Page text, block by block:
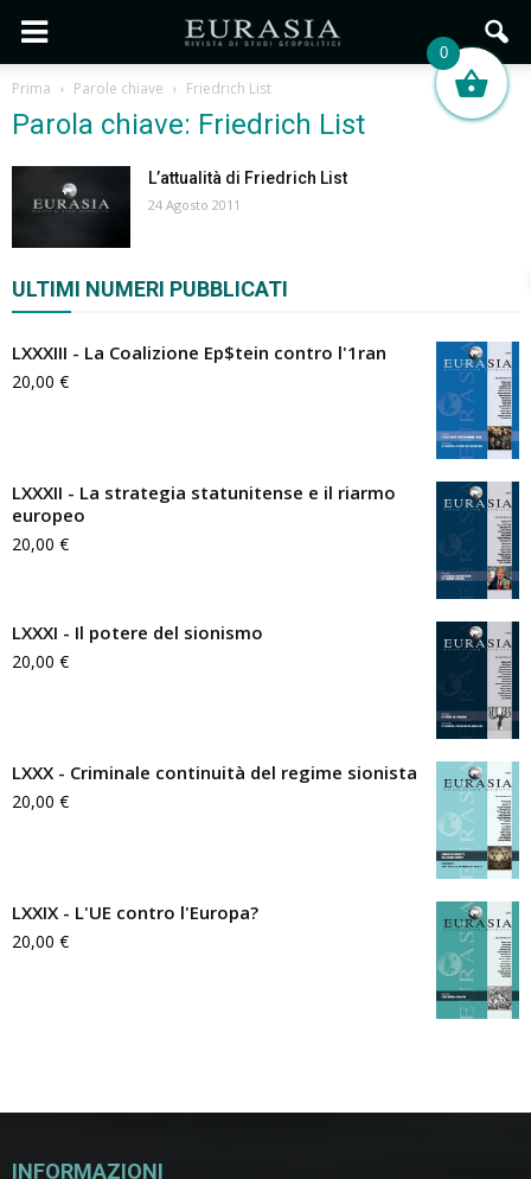
Prima Parole chiave Friedrich List
Parola chiave: Friedrich List
L’attualità di Friedrich List
24 Agosto 2011
ULTIMI NUMERI PUBBLICATI
LXXXIII - La Coalizione Ep$tein contro l'1ran
20,00 €
LXXXII - La strategia statunitense e il riarmo
europeo
20,00 €
LXXXI - Il potere del sionismo
20,00 €
LXXX - Criminale continuità del regime sionista
20,00 €
LXXIX - L'UE contro l'Europa?
20,00 €
INFORMAZIONI
0